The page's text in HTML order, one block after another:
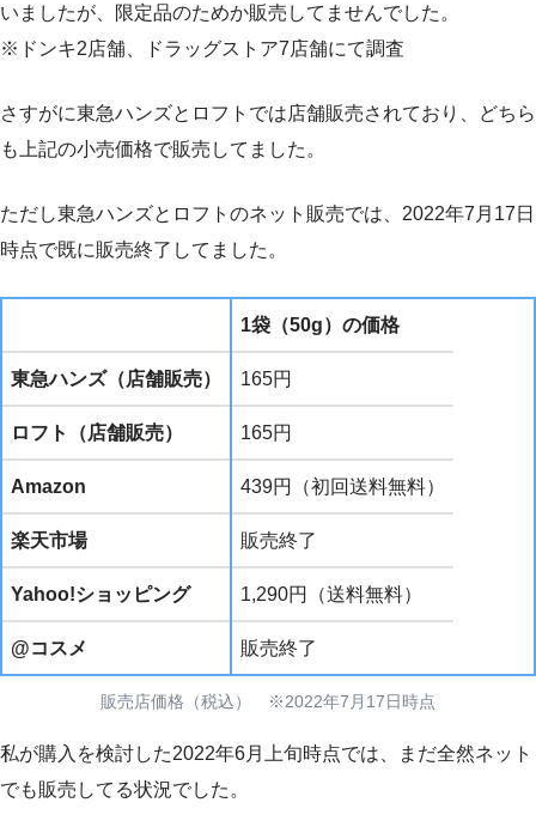
いましたが、限定品のためか販売してませんでした。
※ドンキ2店舗、ドラッグストア7店舗にて調査
さすがに東急ハンズとロフトでは店舗販売されており、どちら
も上記の小売価格で販売してました。
ただし東急ハンズとロフトのネット販売では、2022年7月17日
時点で既に販売終了してました。
1袋（50g）の価格
東急ハンズ（店舗販売） 165円
ロフト（店舗販売） 165円
Amazon 439円（初回送料無料）
楽天市場 販売終了
Yahoo!ショッピング 1,290円（送料無料）
@コスメ 販売終了
販売店価格（税込） ※2022年7月17日時点
私が購入を検討した2022年6月上旬時点では、まだ全然ネット
でも販売してる状況でした。